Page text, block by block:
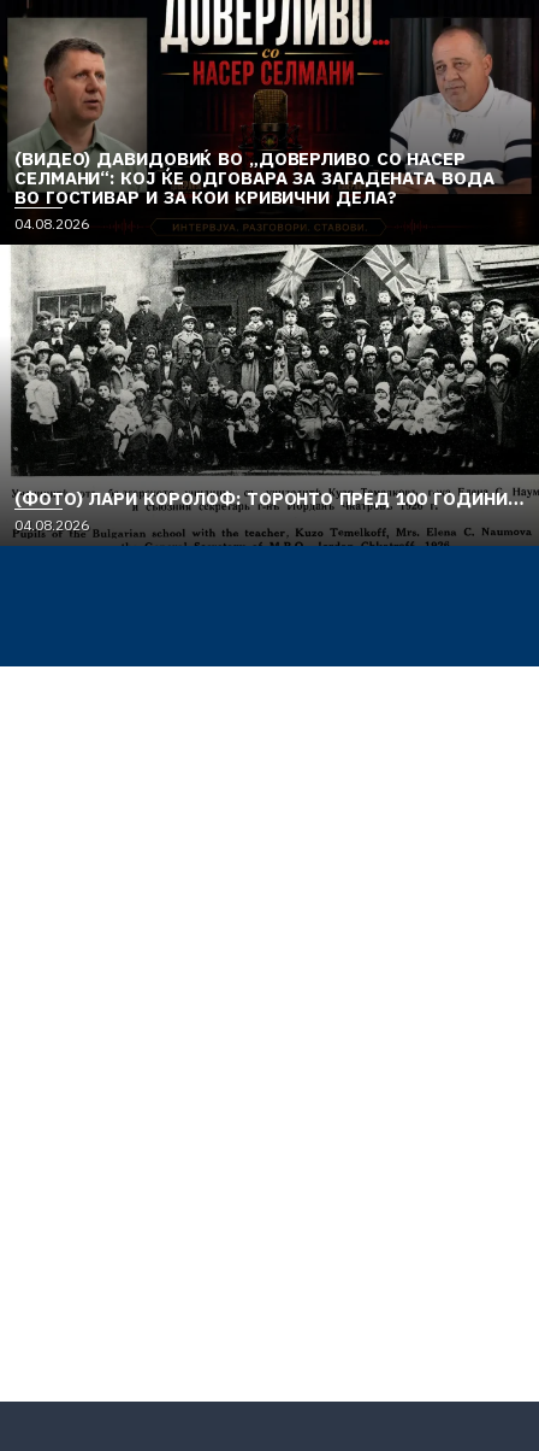
(ВИДЕО) ДАВИДОВИЌ ВО „ДОВЕРЛИВО СО НАСЕР
СЕЛМАНИ“: КОЈ ЌЕ ОДГОВАРА ЗА ЗАГАДЕНАТА ВОДА
ВО ГОСТИВАР И ЗА КОИ КРИВИЧНИ ДЕЛА?
04.08.2026
(ФОТО) ЛАРИ КОРОЛОФ: ТОРОНТО ПРЕД 100 ГОДИНИ…
04.08.2026